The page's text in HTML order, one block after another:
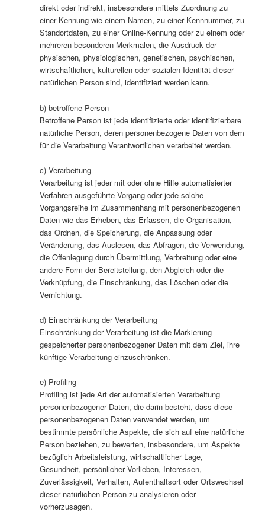
direkt oder indirekt, insbesondere mittels Zuordnung zu
einer Kennung wie einem Namen, zu einer Kennnummer, zu
Standortdaten, zu einer Online-Kennung oder zu einem oder
mehreren besonderen Merkmalen, die Ausdruck der
physischen, physiologischen, genetischen, psychischen,
wirtschaftlichen, kulturellen oder sozialen Identität dieser
natürlichen Person sind, identifiziert werden kann.
b) betroffene Person
Betroffene Person ist jede identifizierte oder identifizierbare
natürliche Person, deren personenbezogene Daten von dem
für die Verarbeitung Verantwortlichen verarbeitet werden.
c) Verarbeitung
Verarbeitung ist jeder mit oder ohne Hilfe automatisierter
Verfahren ausgeführte Vorgang oder jede solche
Vorgangsreihe im Zusammenhang mit personenbezogenen
Daten wie das Erheben, das Erfassen, die Organisation,
das Ordnen, die Speicherung, die Anpassung oder
Veränderung, das Auslesen, das Abfragen, die Verwendung,
die Offenlegung durch Übermittlung, Verbreitung oder eine
andere Form der Bereitstellung, den Abgleich oder die
Verknüpfung, die Einschränkung, das Löschen oder die
Vernichtung.
d) Einschränkung der Verarbeitung
Einschränkung der Verarbeitung ist die Markierung
gespeicherter personenbezogener Daten mit dem Ziel, ihre
künftige Verarbeitung einzuschränken.
e) Profiling
Profiling ist jede Art der automatisierten Verarbeitung
personenbezogener Daten, die darin besteht, dass diese
personenbezogenen Daten verwendet werden, um
bestimmte persönliche Aspekte, die sich auf eine natürliche
Person beziehen, zu bewerten, insbesondere, um Aspekte
bezüglich Arbeitsleistung, wirtschaftlicher Lage,
Gesundheit, persönlicher Vorlieben, Interessen,
Zuverlässigkeit, Verhalten, Aufenthaltsort oder Ortswechsel
dieser natürlichen Person zu analysieren oder
vorherzusagen.